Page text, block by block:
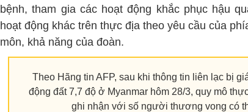
bệnh, tham gia các hoạt động khắc phục hậu
hoạt động khác trên thực địa theo yêu cầu của
môn, khả năng của đoàn.
Theo Hãng tin AFP, sau khi thông tin liên lạc bị
động đất 7,7 độ ở Myanmar hôm 28/3, quy mô
ghi nhận với số người thương vong có